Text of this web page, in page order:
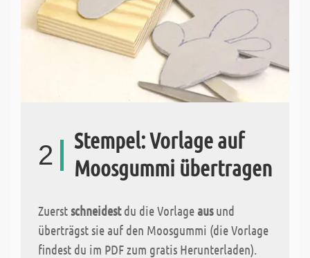
2
Stempel: Vorlage auf
Moosgummi übertragen
Zuerstschneidestdu die Vorlageausund
überträgst sie auf den Moosgummi (die Vorlage
findest du im PDF zum gratis Herunterladen).